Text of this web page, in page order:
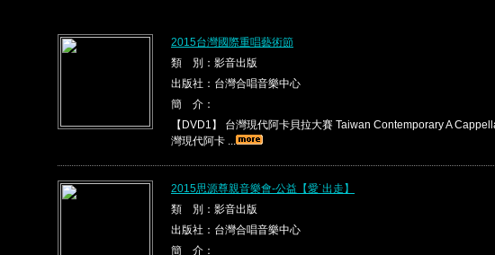
2015台灣國際重唱藝術節
類 別：影音出版
出版社：台灣合唱音樂中心
簡 介：
【DVD1】 台灣現代阿卡貝拉大賽 Taiwan Contemporary A
灣現代阿卡 ...
2015思源尊親音樂會-公益【愛˙出走】
類 別：影音出版
出版社：台灣合唱音樂中心
簡 介：